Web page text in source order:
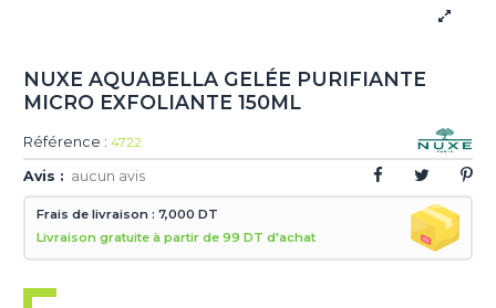
NUXE AQUABELLA GELÉE PURIFIANTE
MICRO EXFOLIANTE 150ML
Référence : 4722
Avis : aucun avis
Frais de livraison : 7,000 DT
Livraison gratuite à partir de 99 DT d'achat